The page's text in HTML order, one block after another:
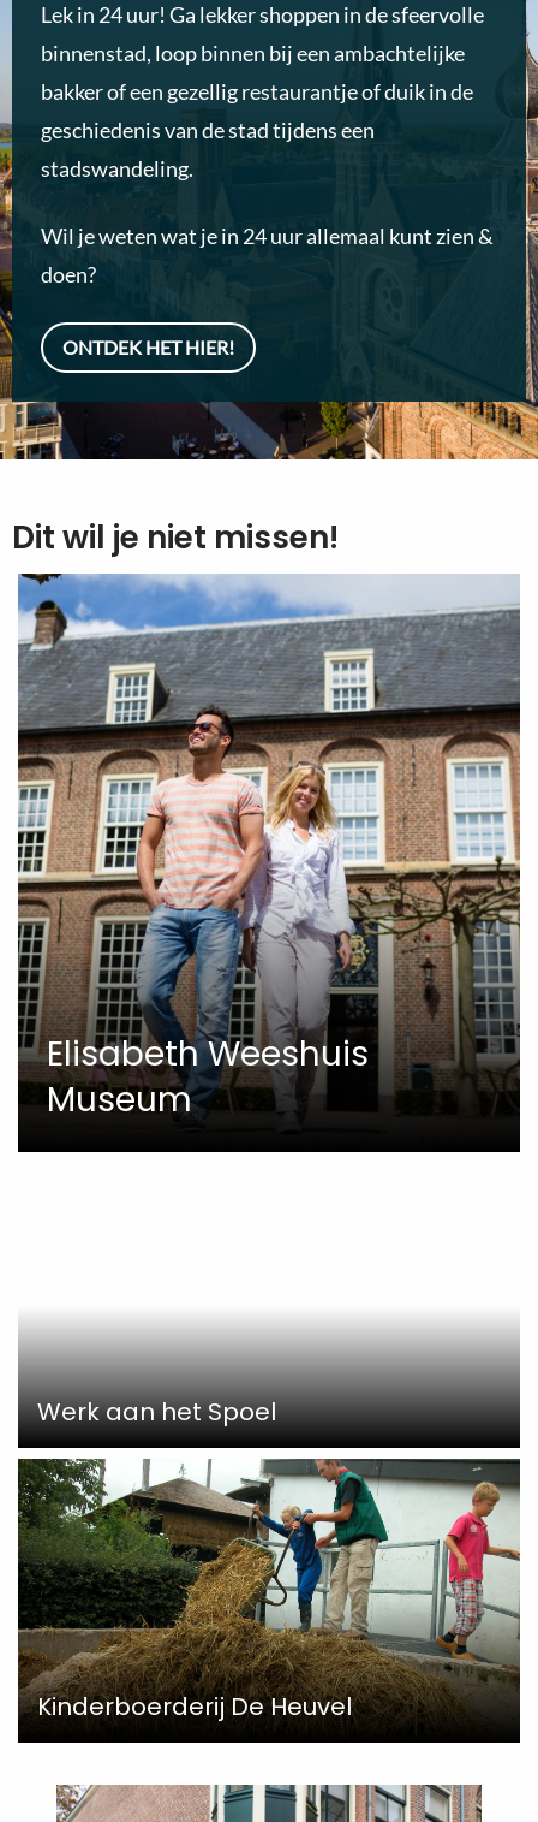
Lek in 24 uur! Ga lekker shoppen in de sfeervolle
binnenstad, loop binnen bij een ambachtelijke
bakker of een gezellig restaurantje of duik in de
geschiedenis van de stad tijdens een
stadswandeling.
Wil je weten wat je in 24 uur allemaal kunt zien &
doen?
ONTDEK HET HIER!
Dit wil je niet missen!
Elisabeth Weeshuis
Museum
Werk aan het Spoel
Kinderboerderij De Heuvel
Read